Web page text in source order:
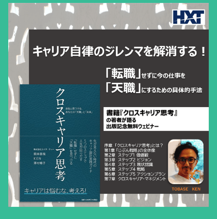
受講生専用ログイン
検索
法人向けサイトはこちら